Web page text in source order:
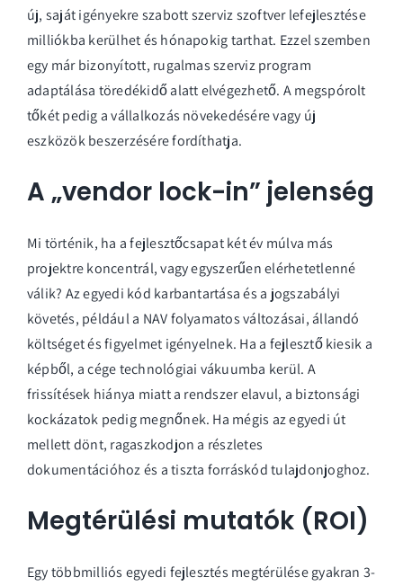
új, saját igényekre szabott szerviz szoftver lefejlesztése
milliókba kerülhet és hónapokig tarthat. Ezzel szemben
egy már bizonyított, rugalmasszerviz program
adaptálása töredékidő alatt elvégezhető. A megspórolt
tőkét pedig a vállalkozás növekedésére vagy új
eszközök beszerzésére fordíthatja.
A „vendor lock-in” jelenség
Mi történik, ha a fejlesztőcsapat két év múlva más
projektre koncentrál, vagy egyszerűen elérhetetlenné
válik? Az egyedi kód karbantartása és a jogszabályi
követés, például a NAV folyamatos változásai, állandó
költséget és figyelmet igényelnek. Ha a fejlesztő kiesik a
képből, a cége technológiai vákuumba kerül. A
frissítések hiánya miatt a rendszer elavul, a biztonsági
kockázatok pedig megnőnek. Ha mégis az egyedi út
mellett dönt, ragaszkodjon a részletes
dokumentációhoz és a tiszta forráskód tulajdonjoghoz.
Megtérülési mutatók (ROI)
Egy többmilliós egyedi fejlesztés megtérülése gyakran 3-